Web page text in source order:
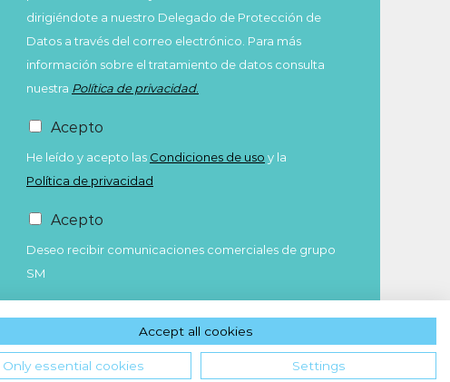
dirigiéndote a nuestro Delegado de Protección de
Datos a través del correo electrónico. Para más
información sobre el tratamiento de datos consulta
nuestra Política de privacidad.
Acepto
He leído y acepto las Condiciones de uso y la
Política de privacidad
Acepto
Deseo recibir comunicaciones comerciales de grupo
SM
Accept all cookies
Only essential cookies Settings